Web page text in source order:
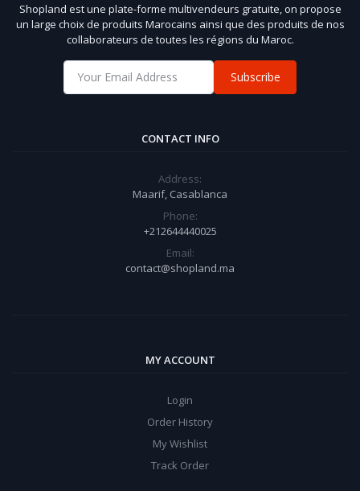
Shopland est une plate-forme multivendeurs gratuite, on propose
un large choix de produits Marocains ainsi que des produits de nos
collaborateurs de toutes les régions du Maroc.
Subscribe
CONTACT INFO
Address:
Maarif, Casablanca
Phone:
+212644440025
Email:
contact@shopland.ma
MY ACCOUNT
Login
Order History
My Wishlist
Track Order